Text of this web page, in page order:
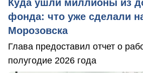
Куда ушли миллионы из
фонда: что уже сделали
Морозовска
Глава предоставил отчет о
полугодие 2026 года